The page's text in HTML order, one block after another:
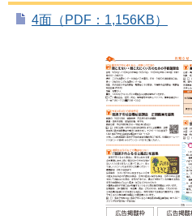
4面（PDF：1,156KB）